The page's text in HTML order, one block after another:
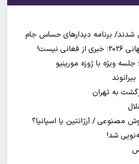
نیست!
ویژه با ژوزه مورینیو
به تهران
شد!